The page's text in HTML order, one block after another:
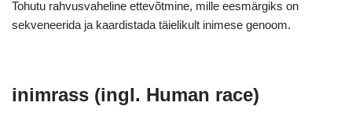
Tohutu rahvusvaheline ettevõtmine, mille eesmärgiks on
sekveneerida ja kaardistada täielikult inimese genoom.
inimrass (ingl. Human race)